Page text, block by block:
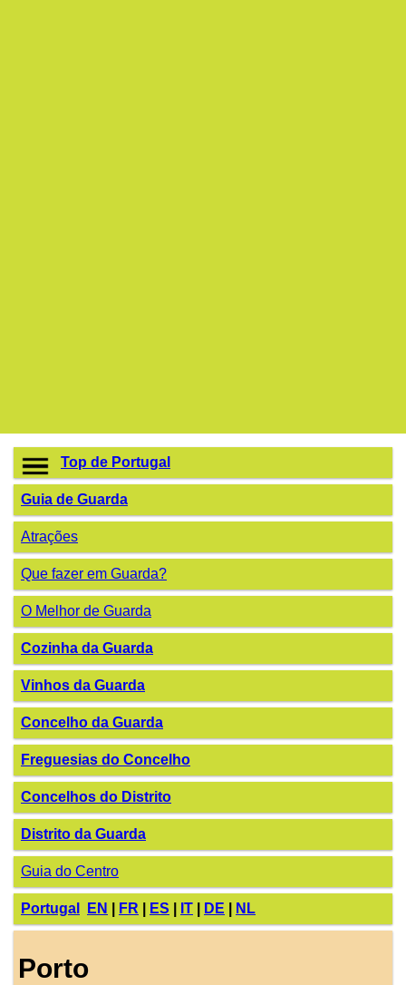
Top de Portugal
Guia de Guarda
Atrações
Que fazer em Guarda?
O Melhor de Guarda
Cozinha da Guarda
Vinhos da Guarda
Concelho da Guarda
Freguesias do Concelho
Concelhos do Distrito
Distrito da Guarda
Guia do Centro
Portugal EN FR ES IT DE NL
Porto